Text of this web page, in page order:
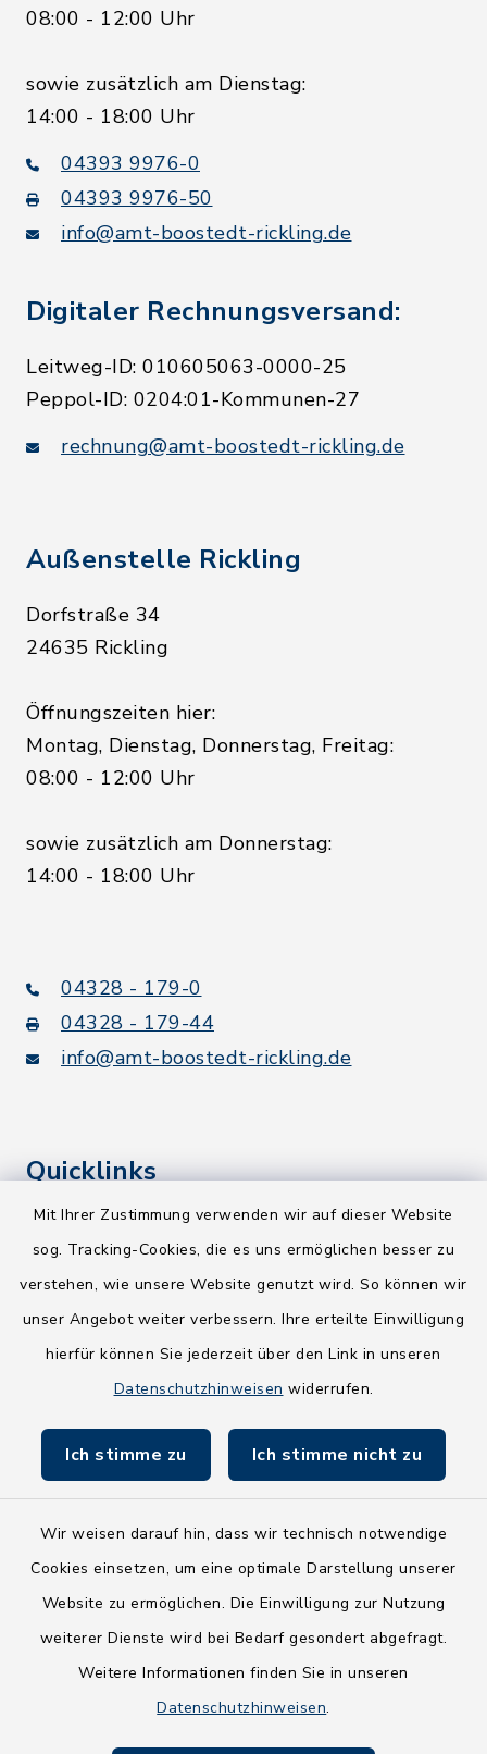
Mit Ihrer Zustimmung verwenden wir auf dieser Website
sog. Tracking-Cookies, die es uns ermöglichen besser zu
verstehen, wie unsere Website genutzt wird. So können wir
unser Angebot weiter verbessern. Ihre erteilte Einwilligung
hierfür können Sie jederzeit über den Link in unseren
Datenschutzhinweisen widerrufen.
Ich stimme zu Ich stimme nicht zu
Wir weisen darauf hin, dass wir technisch notwendige
Cookies einsetzen, um eine optimale Darstellung unserer
Website zu ermöglichen. Die Einwilligung zur Nutzung
weiterer Dienste wird bei Bedarf gesondert abgefragt.
Weitere Informationen finden Sie in unseren
Datenschutzhinweisen.
08:00 - 12:00 Uhr
sowie zusätzlich am Dienstag:
14:00 - 18:00 Uhr
04393 9976-0
04393 9976-50
info@amt-boostedt-rickling.de
Digitaler Rechnungsversand:
Leitweg-ID: 010605063-0000-25
Peppol-ID: 0204:01-Kommunen-27
rechnung@amt-boostedt-rickling.de
Außenstelle Rickling
Dorfstraße 34
24635 Rickling
Öffnungszeiten hier:
Montag, Dienstag, Donnerstag, Freitag:
08:00 - 12:00 Uhr
sowie zusätzlich am Donnerstag:
14:00 - 18:00 Uhr
04328 - 179-0
04328 - 179-44
info@amt-boostedt-rickling.de
Quicklinks
Kreis Segeberg
NEU! Amtsbroschüre 2026
Holsteiner Auenland
Fundbüro
Barrierefreiheit